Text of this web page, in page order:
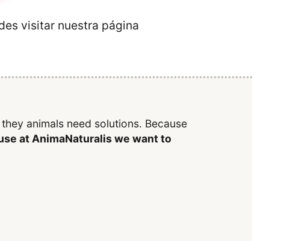
visitar nuestra página
animals need solutions. Because
at AnimaNaturalis we want to